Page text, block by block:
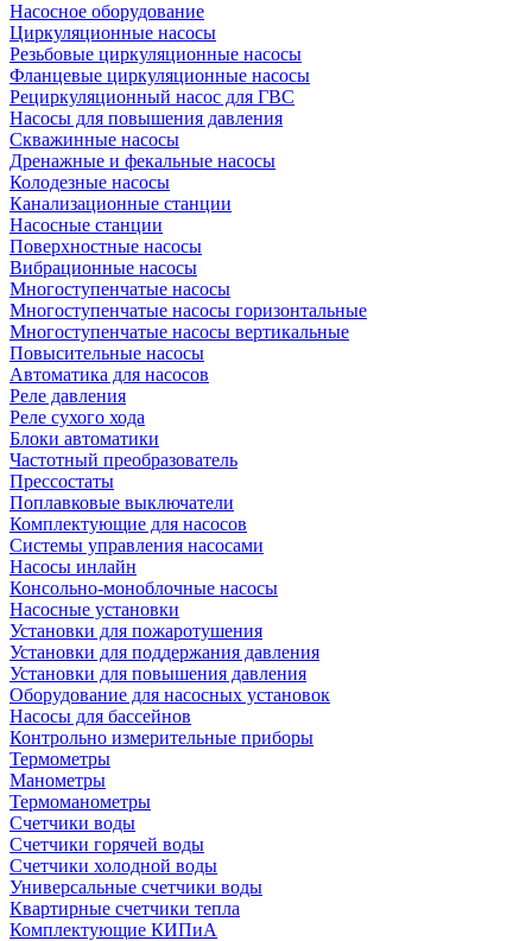
Насосное оборудование
Циркуляционные насосы
Резьбовые циркуляционные насосы
Фланцевые циркуляционные насосы
Рециркуляционный насос для ГВС
Насосы для повышения давления
Скважинные насосы
Дренажные и фекальные насосы
Колодезные насосы
Канализационные станции
Насосные станции
Поверхностные насосы
Вибрационные насосы
Многоступенчатые насосы
Многоступенчатые насосы горизонтальные
Многоступенчатые насосы вертикальные
Повысительные насосы
Автоматика для насосов
Реле давления
Реле сухого хода
Блоки автоматики
Частотный преобразователь
Прессостаты
Поплавковые выключатели
Комплектующие для насосов
Системы управления насосами
Насосы инлайн
Консольно-моноблочные насосы
Насосные установки
Установки для пожаротушения
Установки для поддержания давления
Установки для повышения давления
Оборудование для насосных установок
Насосы для бассейнов
Контрольно измерительные приборы
Термометры
Манометры
Термоманометры
Счетчики воды
Счетчики горячей воды
Счетчики холодной воды
Универсальные счетчики воды
Квартирные счетчики тепла
Комплектующие КИПиА